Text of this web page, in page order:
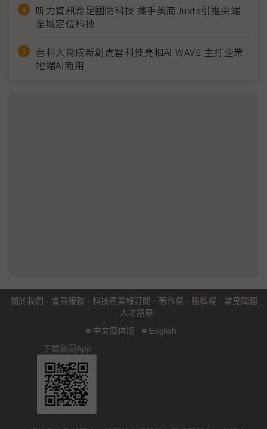
昕力資訊跨足國防科技 攜手美商Juxta引進尖端
全域定位科技
台科大育成新創虎智科技亮相AI WAVE 主打企業
地端AI商用
關於我們 · 會員服務 · 科技產業報訂閱 · 著作權 · 隱私權 · 常見問題
· 人才招募
■ 中文简体版 ■ English
下載新聞App